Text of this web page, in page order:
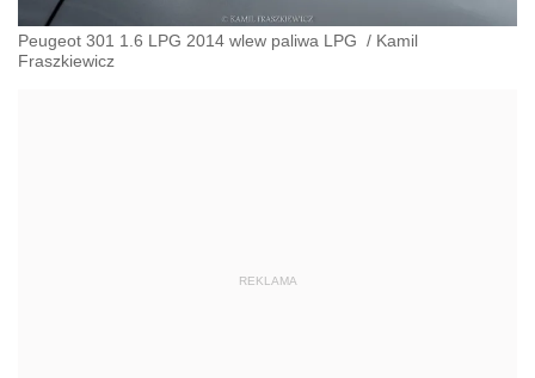
Peugeot 301 1.6 LPG 2014 wlew paliwa LPG / Kamil
Fraszkiewicz